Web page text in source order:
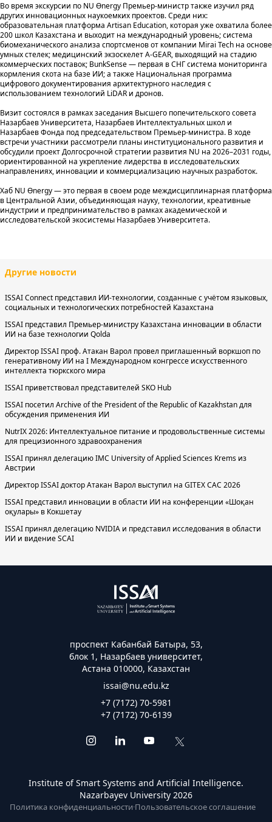
Во время экскурсии по NU Өnergy Премьер-министр также изучил ряд
других инновационных наукоемких проектов. Среди них:
образовательная платформа Artisan Education, которая уже охватила более
200 школ Казахстана и выходит на международный уровень; система
биомеханического анализа спортсменов от компании Mirai Tech на основе
умных стелек; медицинский экзоскелет A-GEAR, выходящий на стадию
коммерческих поставок; BunkSense — первая в СНГ система мониторинга
кормления скота на базе ИИ; а также Национальная программа
цифрового документирования архитектурного наследия с
использованием технологий LiDAR и дронов.
Визит состоялся в рамках заседания Высшего попечительского совета
Назарбаев Университета, Назарбаев Интеллектуальных школ и
Назарбаев Фонда под председательством Премьер-министра. В ходе
встречи участники рассмотрели планы институционального развития и
обсудили проект Долгосрочной стратегии развития NU на 2026–2031 годы,
ориентированной на укрепление лидерства в исследовательских
направлениях, инновации и коммерциализацию научных разработок.
Хаб NU Өnergy — это первая в своем роде междисциплинарная платформа
в Центральной Азии, объединяющая науку, технологии, креативные
индустрии и предпринимательство в рамках академической и
исследовательской экосистемы Назарбаев Университета.
Другие новости
ISSAI Connect представил ИИ-технологии, созданные с учётом языковых,
социальных и технологических потребностей Казахстана
ISSAI представил Премьер-министру Казахстана инновации в области
ИИ на базе технологии Qolda
Директор ISSAI проф. Атакан Варол провел приглашенный воркшоп по
генеративному ИИ на I Международном конгрессе искусственного
интеллекта тюркского мира
ISSAI приветствовал представителей SKO Hub
ISSAI посетил Archive of the President of the Republic of Kazakhstan для
обсуждения применения ИИ
NutrIX 2026: Интеллектуальное питание и продовольственные системы
для прецизионного здравоохранения
ISSAI принял делегацию IMC University of Applied Sciences Krems из
Австрии
Директор ISSAI доктор Атакан Варол выступил на GITEX CAC 2026
ISSAI представил инновации в области ИИ на конференции «Шоқан
оқулары» в Кокшетау
ISSAI принял делегацию NVIDIA и представил исследования в области
ИИ и видение SCAI
проспект Кабанбай Батыра, 53,
блок 1, Назарбаев университет,
Астана 010000, Казахстан
issai@nu.edu.kz
+7 (7172) 70-5981
+7 (7172) 70-6139
Institute of Smart Systems and Artificial Intelligence.
Nazarbayev University 2026
Политика конфиденциальности·Пользовательское соглашение